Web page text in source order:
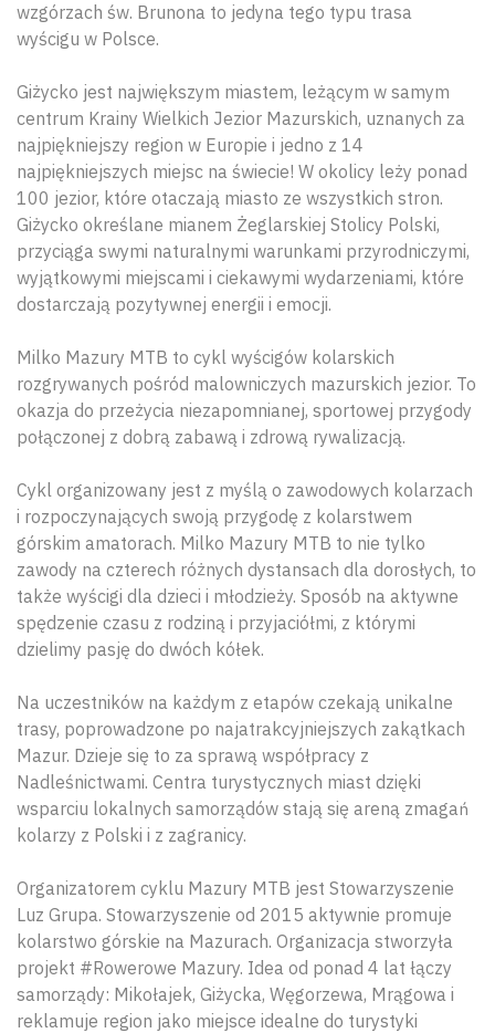
wzgórzach św. Brunona to jedyna tego typu trasa
wyścigu w Polsce.
Giżycko jest największym miastem, leżącym w samym
centrum Krainy Wielkich Jezior Mazurskich, uznanych za
najpiękniejszy region w Europie i jedno z 14
najpiękniejszych miejsc na świecie! W okolicy leży ponad
100 jezior, które otaczają miasto ze wszystkich stron.
Giżycko określane mianem Żeglarskiej Stolicy Polski,
przyciąga swymi naturalnymi warunkami przyrodniczymi,
wyjątkowymi miejscami i ciekawymi wydarzeniami, które
dostarczają pozytywnej energii i emocji.
Milko Mazury MTB to cykl wyścigów kolarskich
rozgrywanych pośród malowniczych mazurskich jezior. To
okazja do przeżycia niezapomnianej, sportowej przygody
połączonej z dobrą zabawą i zdrową rywalizacją.
Cykl organizowany jest z myślą o zawodowych kolarzach
i rozpoczynających swoją przygodę z kolarstwem
górskim amatorach. Milko Mazury MTB to nie tylko
zawody na czterech różnych dystansach dla dorosłych, to
także wyścigi dla dzieci i młodzieży. Sposób na aktywne
spędzenie czasu z rodziną i przyjaciółmi, z którymi
dzielimy pasję do dwóch kółek.
Na uczestników na każdym z etapów czekają unikalne
trasy, poprowadzone po najatrakcyjniejszych zakątkach
Mazur. Dzieje się to za sprawą współpracy z
Nadleśnictwami. Centra turystycznych miast dzięki
wsparciu lokalnych samorządów stają się areną zmagań
kolarzy z Polski i z zagranicy.
Organizatorem cyklu Mazury MTB jest Stowarzyszenie
Luz Grupa. Stowarzyszenie od 2015 aktywnie promuje
kolarstwo górskie na Mazurach. Organizacja stworzyła
projekt #Rowerowe Mazury. Idea od ponad 4 lat łączy
samorządy: Mikołajek, Giżycka, Węgorzewa, Mrągowa i
reklamuje region jako miejsce idealne do turystyki